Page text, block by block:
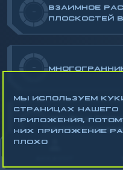
-
ВЗАИМНОЕ
ПЛОСКОСТЕЙ
-
-
ОБЪЁМ И
Математика
МЫ ИСПОЛЬЗУЕМ
СТРАНИЦАХ НАШЕГО
ПРИЛОЖЕНИЯ,
НИХ ПРИЛОЖЕНИЕ
ПЛОХО